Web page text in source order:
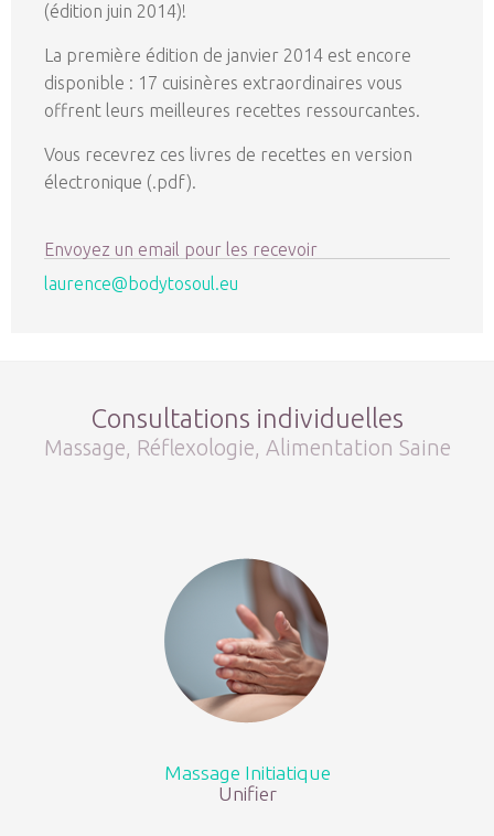
(édition juin 2014)!
La première édition de janvier 2014 est encore
disponible : 17 cuisinères extraordinaires vous
offrent leurs meilleures recettes ressourcantes.
Vous recevrez ces livres de recettes en version
électronique (.pdf).
Envoyez un email pour les recevoir
laurence@bodytosoul.eu
Consultations individuelles
Massage, Réflexologie, Alimentation Saine
Massage Initiatique
Unifier